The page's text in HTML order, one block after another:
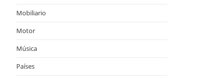
Mobiliario
Motor
Música
Países